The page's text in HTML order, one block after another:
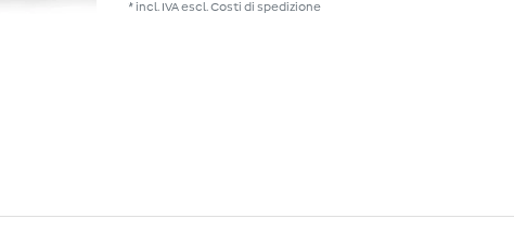
* incl. IVA escl.Costi di spedizione